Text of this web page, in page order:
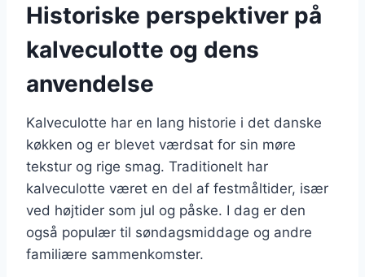
Historiske perspektiver på
kalveculotte og dens
anvendelse
Kalveculotte har en lang historie i det danske
køkken og er blevet værdsat for sin møre
tekstur og rige smag. Traditionelt har
kalveculotte været en del af festmåltider, især
ved højtider som jul og påske. I dag er den
også populær til søndagsmiddage og andre
familiære sammenkomster.